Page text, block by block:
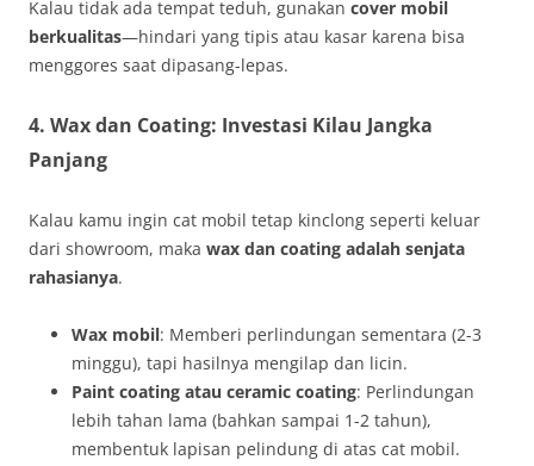
Kalau tidak ada tempat teduh, gunakan cover mobil
berkualitas—hindari yang tipis atau kasar karena bisa
menggores saat dipasang-lepas.
4. Wax dan Coating: Investasi Kilau Jangka
Panjang
Kalau kamu ingin cat mobil tetap kinclong seperti keluar
dari showroom, maka wax dan coating adalah senjata
rahasianya.
Wax mobil: Memberi perlindungan sementara (2-3
minggu), tapi hasilnya mengilap dan licin.
Paint coating atau ceramic coating: Perlindungan
lebih tahan lama (bahkan sampai 1-2 tahun),
membentuk lapisan pelindung di atas cat mobil.